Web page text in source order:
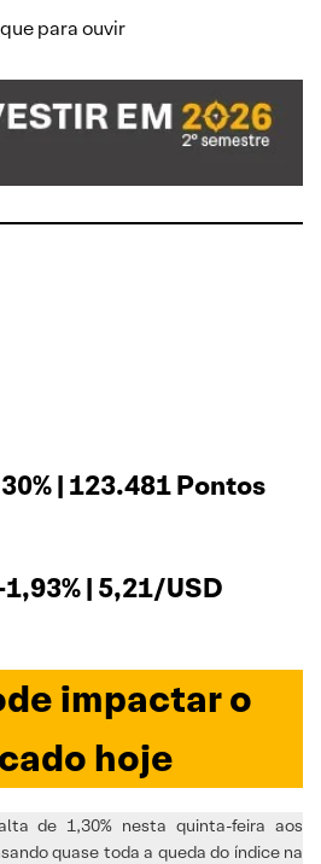
para ouvir
| 123.481 Pontos
| 5,21/USD
impactar o
hoje
de 1,30% nesta quinta-feira aos
quase toda a queda do índice na